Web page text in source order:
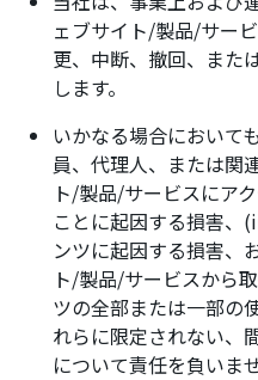
ェブサイト/製品/サー
更、中断、撤回、また
します。
いかなる場合において
員、代理人、または関
ト/製品/サービスにア
ことに起因する損害、
ンツに起因する損害、
ト/製品/サービスから
ツの全部または一部の
れらに限定されない、
について責任を負いま